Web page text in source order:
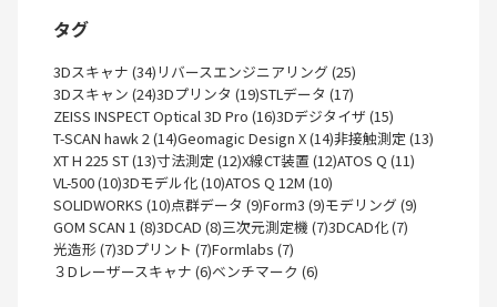
タグ
3Dスキャナ (34) リバースエンジニアリング (25)
3Dスキャン (24)3Dプリンタ (19)STLデータ (17)
ZEISS INSPECT Optical 3D Pro (16)3Dデジタイザ (15)
T-SCAN hawk 2 (14)Geomagic Design X (14)非接触測定 (13)
XT H 225 ST (13)寸法測定 (12)X線CT装置 (12)ATOS Q (11)
VL-500 (10)3Dモデル化 (10)ATOS Q 12M (10)
SOLIDWORKS (10)点群データ (9)Form3 (9)モデリング (9)
GOM SCAN 1 (8)3DCAD (8)三次元測定機 (7)3DCAD化 (7)
光造形 (7)3Dプリント (7)Formlabs (7)
３Dレーザースキャナ (6)ベンチマーク (6)